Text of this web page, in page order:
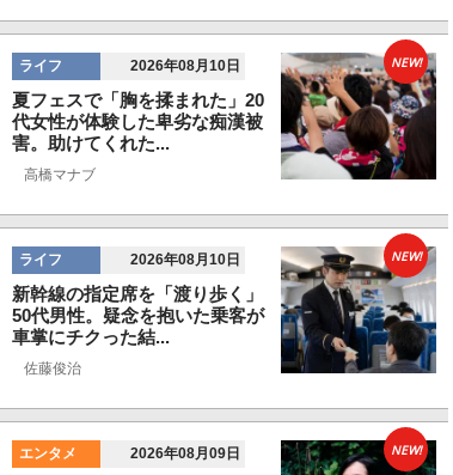
ライフ 2026年08月10日
夏フェスで「胸を揉まれた」20
代女性が体験した卑劣な痴漢被
害。助けてくれた...
高橋マナブ
NEW!
ライフ 2026年08月10日
新幹線の指定席を「渡り歩く」
50代男性。疑念を抱いた乗客が
車掌にチクった結...
佐藤俊治
NEW!
エンタメ 2026年08月09日 NEW!